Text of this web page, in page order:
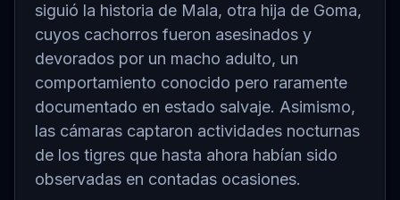
siguió la historia de Mala, otra hija de Goma,
cuyos cachorros fueron asesinados y
devorados por un macho adulto, un
comportamiento conocido pero raramente
documentado en estado salvaje. Asimismo,
las cámaras captaron actividades nocturnas
de los tigres que hasta ahora habían sido
observadas en contadas ocasiones.